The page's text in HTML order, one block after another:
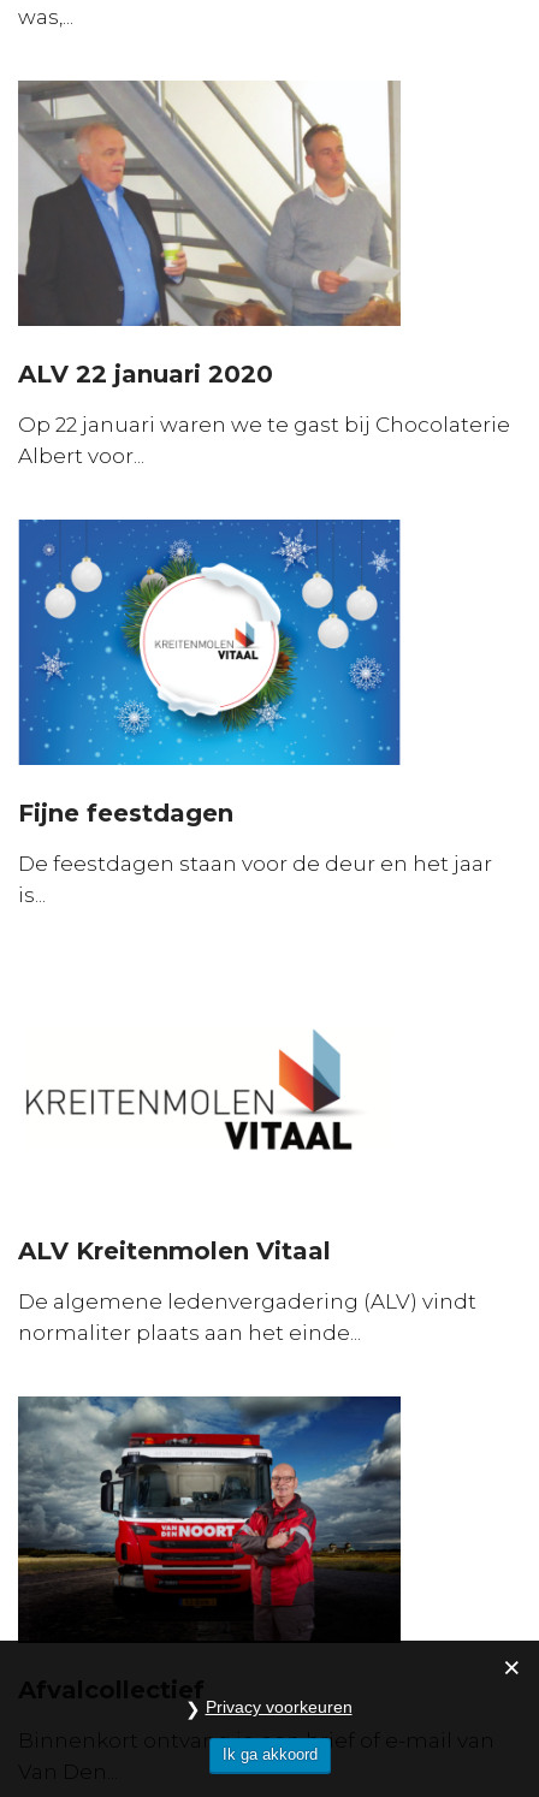
was,...
ALV 22 januari 2020
Op 22 januari waren we te gast bij Chocolaterie
Albert voor...
Fijne feestdagen
De feestdagen staan voor de deur en het jaar
is...
ALV Kreitenmolen Vitaal
De algemene ledenvergadering (ALV) vindt
normaliter plaats aan het einde...
Binnenkort ontvang je een brief of e-mail van
Van Den...
Privacy voorkeuren
Ik ga akkoord